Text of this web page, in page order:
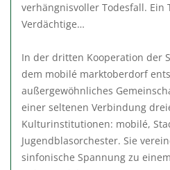
verhängnisvoller Todesfall. Ein
Verdächtige…
In der dritten Kooperation der
dem mobilé marktoberdorf
außergewöhnliches
einer seltenen Verbindung
Kulturinstitutionen: mobilé,
Jugendblasorchester. Sie
sinfonische Spannung zu